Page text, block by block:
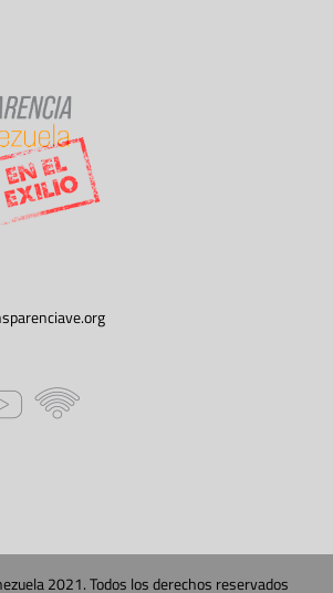
2021. Todos los derechos reservados